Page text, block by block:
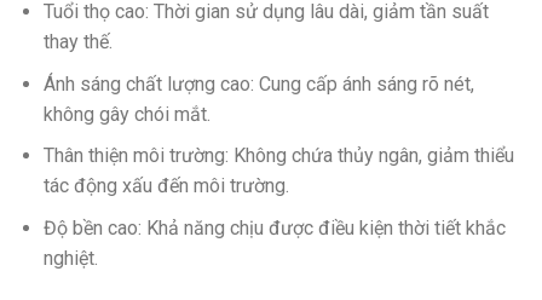
Tuổi thọ cao: Thời gian sử dụng lâu dài, giảm tần suất
thay thế.
Ánh sáng chất lượng cao: Cung cấp ánh sáng rõ nét,
không gây chói mắt.
Thân thiện môi trường: Không chứa thủy ngân, giảm thiểu
tác động xấu đến môi trường.
Độ bền cao: Khả năng chịu được điều kiện thời tiết khắc
nghiệt.